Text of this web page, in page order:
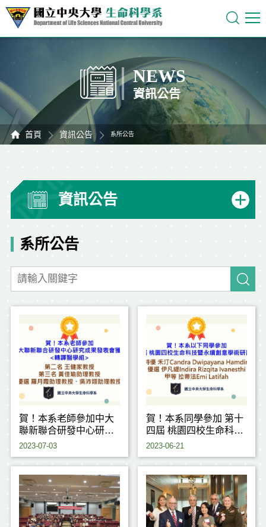
NEWS
資訊公告
首頁 資訊公告 系所公告
資訊公告
系所公告
賀！本系老師參加中大
聯新聯合研發中心研究
成果發表會獲獎
2023-07-03
賀！本系同學參加 第十
四屆 桃園四校生命科技
暨永續創意學術研討會
2023-06-21